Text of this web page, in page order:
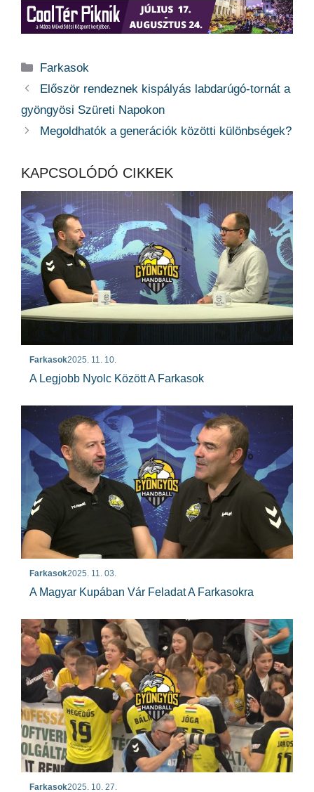
Kategória
Farkasok
Először rendeznek kispályás labdarúgó-tornát a
gyöngyösi Szüreti Napokon
Megoldhatók a generációk közötti különbségek?
KAPCSOLÓDÓ CIKKEK
Farkasok2025. 11. 10.
A Legjobb Nyolc Között A Farkasok
Farkasok2025. 11. 03.
A Magyar Kupában Vár Feladat A Farkasokra
Farkasok2025. 10. 27.